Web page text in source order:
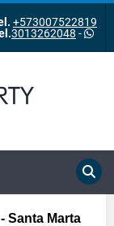
+573007522819
3013262048 -
Santa Marta